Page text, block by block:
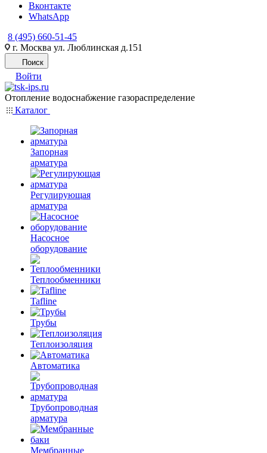
Вконтакте
WhatsApp
8 (495) 660-51-45
г. Москва ул. Люблинская д.151
Поиск
Войти
Отопление водоснабжение газораспределение
Каталог
Запорная
арматура
Регулирующая
арматура
Насосное
оборудование
Теплообменники
Tafline
Трубы
Теплоизоляция
Автоматика
Трубопроводная
арматура
Мембранные